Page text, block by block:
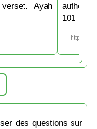
Ayah
101
https://
des questions sur